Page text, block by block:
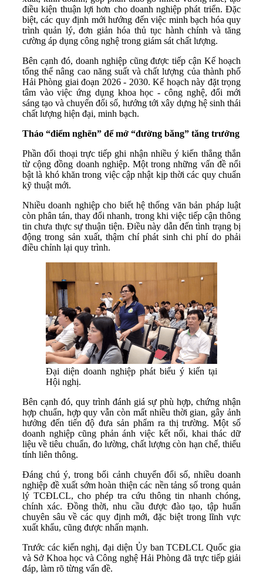
điều kiện thuận lợi hơn cho doanh nghiệp phát triển. Đặc
biệt, các quy định mới hướng đến việc minh bạch hóa quy
trình quản lý, đơn giản hóa thủ tục hành chính và tăng
cường áp dụng công nghệ trong giám sát chất lượng.
Bên cạnh đó, doanh nghiệp cũng được tiếp cận Kế hoạch
tổng thể nâng cao năng suất và chất lượng của thành phố
Hải Phòng giai đoạn 2026 - 2030. Kế hoạch này đặt trọng
tâm vào việc ứng dụng khoa học - công nghệ, đổi mới
sáng tạo và chuyển đổi số, hướng tới xây dựng hệ sinh thái
chất lượng hiện đại, minh bạch.
Tháo “điểm nghẽn” để mở “đường băng” tăng trưởng
Phần đối thoại trực tiếp ghi nhận nhiều ý kiến thẳng thắn
từ cộng đồng doanh nghiệp. Một trong những vấn đề nổi
bật là khó khăn trong việc cập nhật kịp thời các quy chuẩn
kỹ thuật mới.
Nhiều doanh nghiệp cho biết hệ thống văn bản pháp luật
còn phân tán, thay đổi nhanh, trong khi việc tiếp cận thông
tin chưa thực sự thuận tiện. Điều này dẫn đến tình trạng bị
động trong sản xuất, thậm chí phát sinh chi phí do phải
điều chỉnh lại quy trình.
Đại diện doanh nghiệp phát biểu ý kiến tại
Hội nghị.
Bên cạnh đó, quy trình đánh giá sự phù hợp, chứng nhận
hợp chuẩn, hợp quy vẫn còn mất nhiều thời gian, gây ảnh
hưởng đến tiến độ đưa sản phẩm ra thị trường. Một số
doanh nghiệp cũng phản ánh việc kết nối, khai thác dữ
liệu về tiêu chuẩn, đo lường, chất lượng còn hạn chế, thiếu
tính liên thông.
Đáng chú ý, trong bối cảnh chuyển đổi số, nhiều doanh
nghiệp đề xuất sớm hoàn thiện các nền tảng số trong quản
lý TCĐLCL, cho phép tra cứu thông tin nhanh chóng,
chính xác. Đồng thời, nhu cầu được đào tạo, tập huấn
chuyên sâu về các quy định mới, đặc biệt trong lĩnh vực
xuất khẩu, cũng được nhấn mạnh.
Trước các kiến nghị, đại diện Ủy ban TCĐLCL Quốc gia
và Sở Khoa học và Công nghệ Hải Phòng đã trực tiếp giải
đáp, làm rõ từng vấn đề.